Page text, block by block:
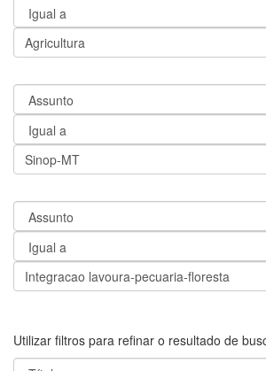
Utilizar filtros para refinar o resultado de